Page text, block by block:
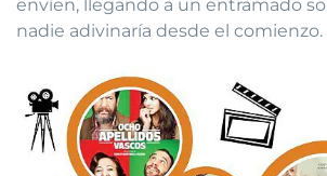
envíen, llegando a un entramado
nadie adivinaría desde el comienzo.